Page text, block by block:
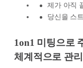
제가 아직
당신을 스
1on1 미팅으로
체계적으로 관